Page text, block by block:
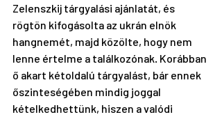
Zelenszkij tárgyalási ajánlatát, és
rögtön kifogásolta az ukrán elnök
hangnemét, majd közölte, hogy nem
lenne értelme a találkozónak. Korábban
ő akart kétoldalú tárgyalást, bár ennek
őszinteségében mindig joggal
kételkedhettünk, hiszen a valódi